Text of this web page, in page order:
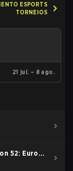
ESPORTS
TORNEIOS
21 jul. – 8 ago.
52: Europe